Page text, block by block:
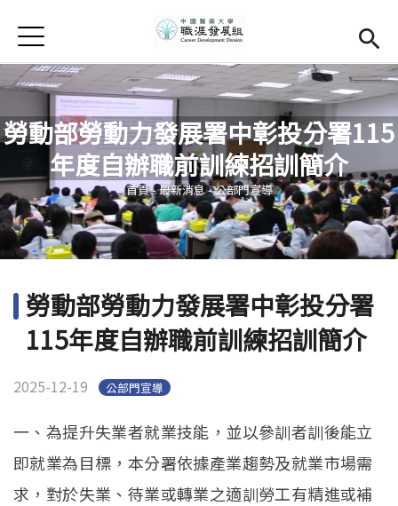
首頁
學務處首頁(link is external)
Open submenu (關於我們)
關於我們
Open submenu (職涯輔導)
職涯輔導
Open submenu (就業調查)
就業調查
活動集錦
相關連結
Jump to Navigation
Jump to Main content
勞動部勞動力發展署中彰投分署115
年度自辦職前訓練招訓簡介
您在這裡
首頁-最新消息-公部門宣導
勞動部勞動力發展署中彰投分署
115年度自辦職前訓練招訓簡介
2025-12-19 公部門宣導
一、為提升失業者就業技能，並以參訓者訓後能立
即就業為目標，本分署依據產業趨勢及就業市場需
求，對於失業、待業或轉業之適訓勞工有精進或補